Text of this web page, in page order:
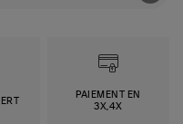
PAIEMENT EN
3X,4X